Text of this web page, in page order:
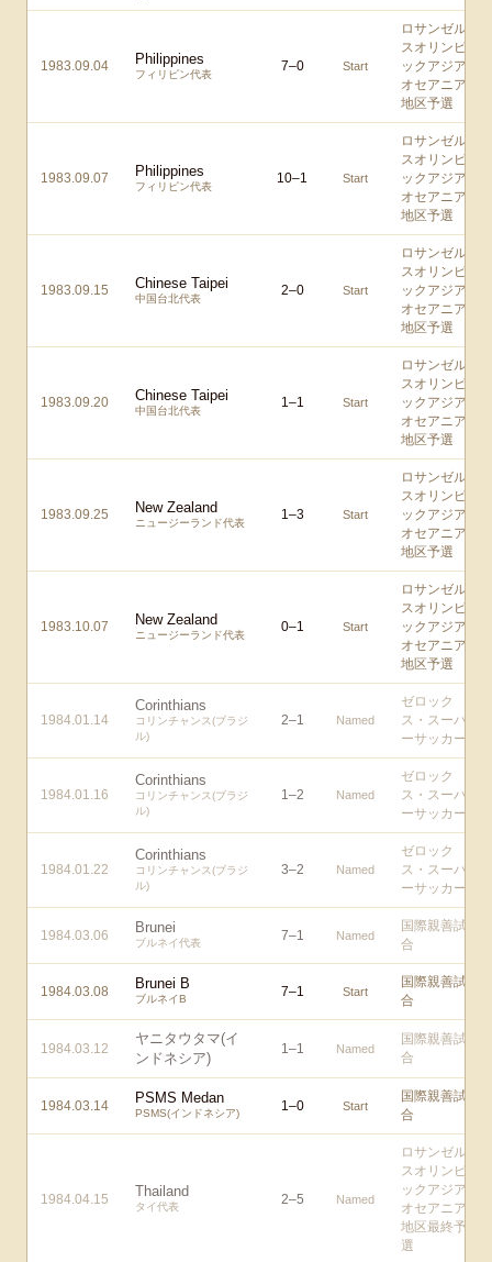
1983.09.04 Philippines
フィリピン代表
7–0 Start
ロサンゼル
スオリンピ
ックアジア/
オセアニア
地区予選
1983.09.07 Philippines
フィリピン代表
10–1 Start
ロサンゼル
スオリンピ
ックアジア/
オセアニア
地区予選
1983.09.15 Chinese Taipei
中国台北代表
2–0 Start
ロサンゼル
スオリンピ
ックアジア/
オセアニア
地区予選
1983.09.20 Chinese Taipei
中国台北代表
1–1 Start
ロサンゼル
スオリンピ
ックアジア/
オセアニア
地区予選
1983.09.25 New Zealand
ニュージーランド代表
1–3 Start
ロサンゼル
スオリンピ
ックアジア/
オセアニア
地区予選
1983.10.07 New Zealand
ニュージーランド代表
0–1 Start
ロサンゼル
スオリンピ
ックアジア/
オセアニア
地区予選
1984.01.14
Corinthians
コリンチャンス(ブラジ
ル)
2–1 Named
ゼロック
ス・スーパ
ーサッカー
1984.01.16
Corinthians
コリンチャンス(ブラジ
ル)
1–2 Named
ゼロック
ス・スーパ
ーサッカー
1984.01.22
Corinthians
コリンチャンス(ブラジ
ル)
3–2 Named
ゼロック
ス・スーパ
ーサッカー
1984.03.06 Brunei
ブルネイ代表 7–1 Named
国際親善試
合
1984.03.08 Brunei B
ブルネイB 7–1 Start
国際親善試
合
1984.03.12
ヤニタウタマ(イ
ンドネシア)
1–1 Named
国際親善試
合
1984.03.14 PSMS Medan
PSMS(インドネシア) 1–0 Start
国際親善試
合
1984.04.15 Thailand
タイ代表 2–5 Named
ロサンゼル
スオリンピ
ックアジア/
オセアニア
地区最終予
選